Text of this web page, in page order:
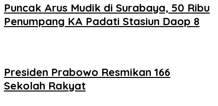
Puncak Arus Mudik di Surabaya, 50 Ribu
Penumpang KA Padati Stasiun Daop 8
Presiden Prabowo Resmikan 166
Sekolah Rakyat